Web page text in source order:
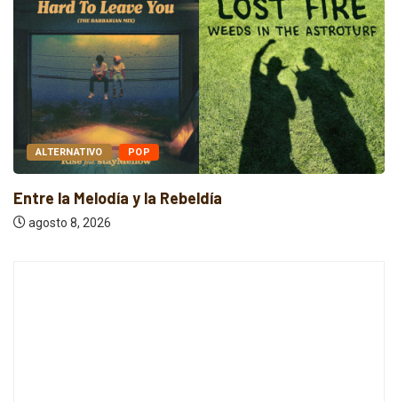
ALTERNATIVO POP
Entre la Melodía y la Rebeldía
agosto 8, 2026